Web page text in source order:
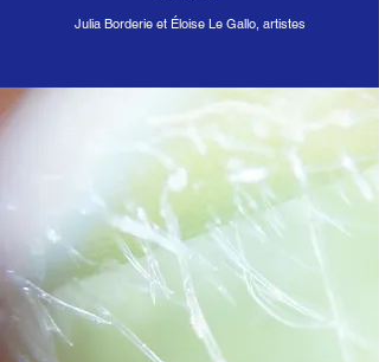
Julia Borderie et Éloise Le Gallo, artistes